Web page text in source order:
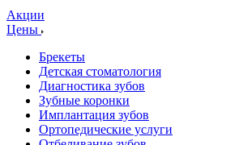
Акции
Цены
Брекеты
Детская стоматология
Диагностика зубов
Зубные коронки
Имплантация зубов
Ортопедические услуги